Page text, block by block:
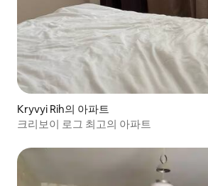
Kryvyi Rih의 아파트
크리보이 로그 최고의 아파트